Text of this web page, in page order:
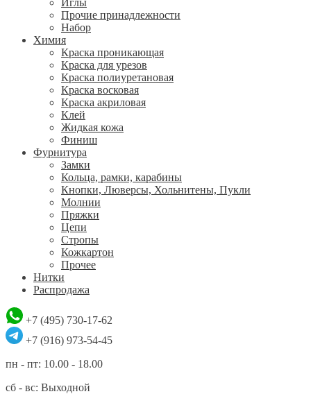
Иглы
Прочие принадлежности
Набор
Химия
Краска проникающая
Краска для урезов
Краска полиуретановая
Краска восковая
Краска акриловая
Клей
Жидкая кожа
Финиш
Фурнитура
Замки
Кольца, рамки, карабины
Кнопки, Люверсы, Хольнитены, Пукли
Молнии
Пряжки
Цепи
Стропы
Кожкартон
Прочее
Нитки
Распродажа
+7 (495) 730-17-62
+7 (916) 973-54-45
пн - пт: 10.00 - 18.00
сб - вс: Выходной